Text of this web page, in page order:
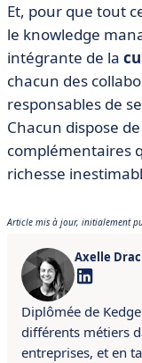
Et, pour que tout
le knowledge
intégrante de la
chacun des
responsables de
Chacun dispose
complémentaires
richesse
Article mis à jour, initialement
Axelle
Diplômée de
différents métiers
entreprises, et en